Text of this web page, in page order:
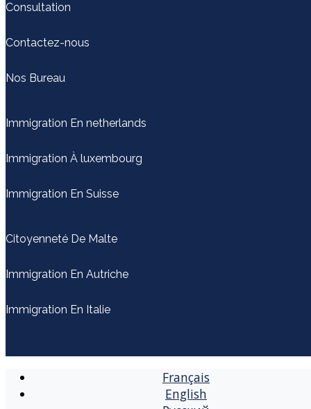
Consultation
Contactez-nous
Nos Bureau
Immigration En netherlands
Immigration À luxembourg
Immigration En Suisse
Citoyenneté De Malte
Immigration En Autriche
Immigration En Italie
Français
English